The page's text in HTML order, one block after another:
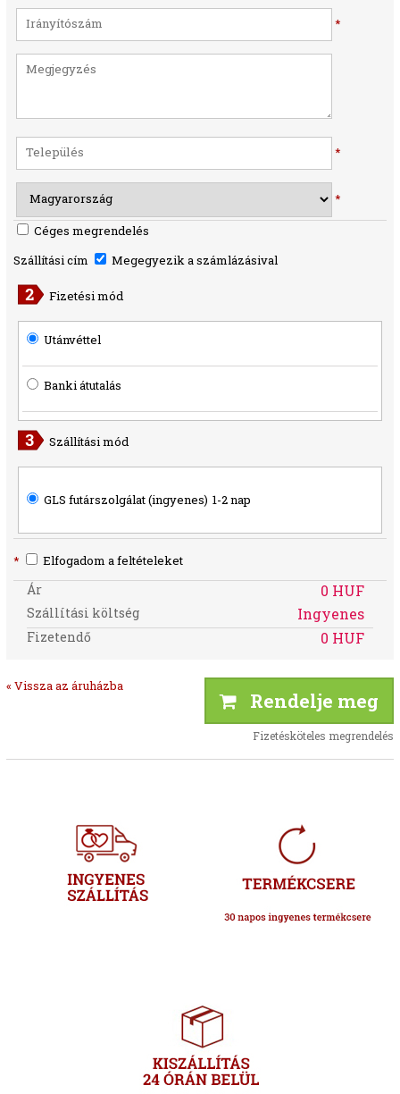
*
*
*
Céges megrendelés
Szállítási cím
Megegyezik a számlázásival
Fizetési mód
Utánvéttel
Banki átutalás
Szállítási mód
GLS futárszolgálat (ingyenes) 1-2 nap
* Elfogadom a feltételeket
Ár 0 HUF
Szállítási költség Ingyenes
Fizetendő 0 HUF
« Vissza az áruházba
Rendelje meg
Fizetésköteles megrendelés